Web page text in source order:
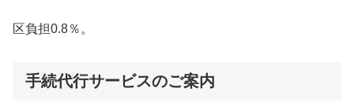
区負担0.8％。
手続代行サービスのご案内